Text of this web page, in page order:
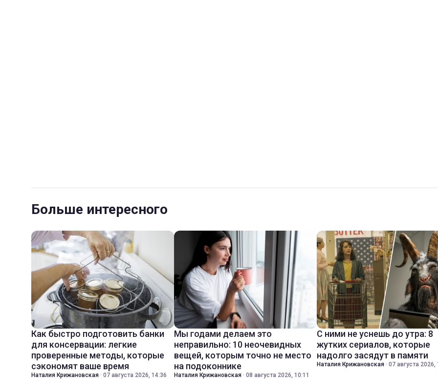
Больше интересного
Как быстро подготовить банки
для консервации: легкие
проверенные методы, которые
сэкономят ваше время
Наталия Крижановская · 07 августа 2026, 14:36
Мы годами делаем это
неправильно: 10 неочевидных
вещей, которым точно не место
на подоконнике
Наталия Крижановская · 08 августа 2026, 10:11
С ними не уснешь до утра: 8
жутких сериалов, которые
надолго засядут в памяти
Наталия Крижановская · 07 августа 2026,